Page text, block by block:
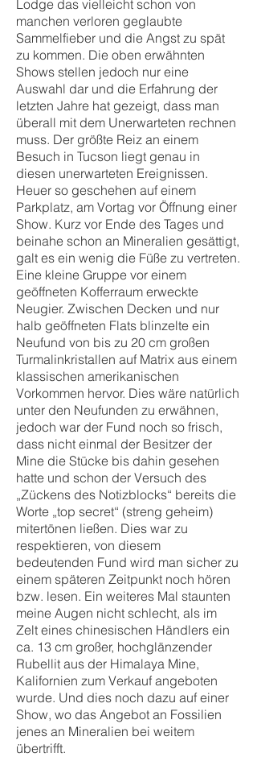
Lodge das vielleicht schon von
manchen verloren geglaubte
Sammelfieber und die Angst zu spät
zu kommen. Die oben erwähnten
Shows stellen jedoch nur eine
Auswahl dar und die Erfahrung der
letzten Jahre hat gezeigt, dass man
überall mit dem Unerwarteten rechnen
muss. Der größte Reiz an einem
Besuch in Tucson liegt genau in
diesen unerwarteten Ereignissen.
Heuer so geschehen auf einem
Parkplatz, am Vortag vor Öffnung einer
Show. Kurz vor Ende des Tages und
beinahe schon an Mineralien gesättigt,
galt es ein wenig die Füße zu vertreten.
Eine kleine Gruppe vor einem
geöffneten Kofferraum erweckte
Neugier. Zwischen Decken und nur
halb geöffneten Flats blinzelte ein
Neufund von bis zu 20 cm großen
Turmalinkristallen auf Matrix aus einem
klassischen amerikanischen
Vorkommen hervor. Dies wäre natürlich
unter den Neufunden zu erwähnen,
jedoch war der Fund noch so frisch,
dass nicht einmal der Besitzer der
Mine die Stücke bis dahin gesehen
hatte und schon der Versuch des
„Zückens des Notizblocks“ bereits die
Worte „top secret“ (streng geheim)
mitertönen ließen. Dies war zu
respektieren, von diesem
bedeutenden Fund wird man sicher zu
einem späteren Zeitpunkt noch hören
bzw. lesen. Ein weiteres Mal staunten
meine Augen nicht schlecht, als im
Zelt eines chinesischen Händlers ein
ca. 13 cm großer, hochglänzender
Rubellit aus der Himalaya Mine,
Kalifornien zum Verkauf angeboten
wurde. Und dies noch dazu auf einer
Show, wo das Angebot an Fossilien
jenes an Mineralien bei weitem
übertrifft.